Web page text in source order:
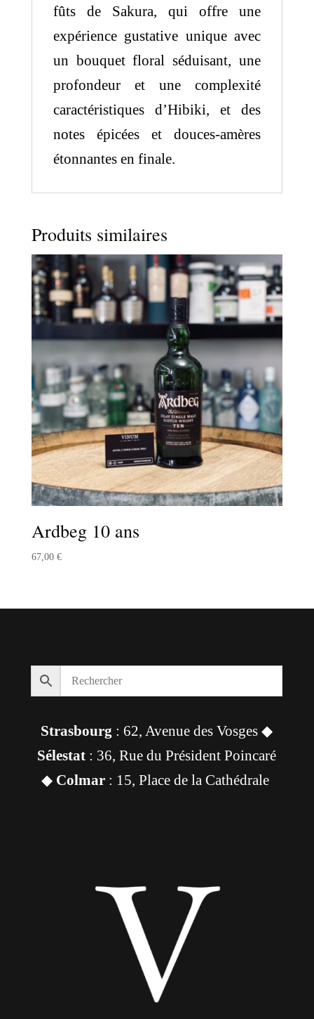
fûts de Sakura, qui offre une
expérience gustative unique avec
un bouquet floral séduisant, une
profondeur et une complexité
caractéristiques d’Hibiki, et des
notes épicées et douces-amères
étonnantes en finale.
Produits similaires
Ardbeg 10 ans
67,00 €
Strasbourg : 62, Avenue des Vosges ◆
Sélestat : 36, Rue du Président Poincaré
◆ Colmar: 15, Place de la Cathédrale